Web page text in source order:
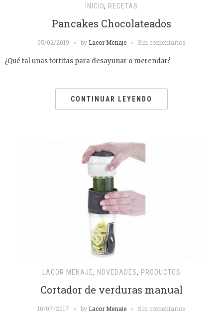
INICIO, RECETAS
Pancakes Chocolateados
05/02/2019 by Lacor Menaje Sin comentarios
¿Qué tal unas tortitas para desayunar o merendar?
CONTINUAR LEYENDO
LACOR MENAJE, NOVEDADES, PRODUCTOS
Cortador de verduras manual
10/07/2017 by Lacor Menaje Sin comentarios